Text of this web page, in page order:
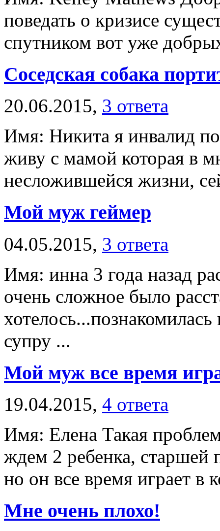
поведать о кризисе
спутником вот уже
Соседская собака
20.06.2015, 3 ответа
Имя: Никита я инвалид
живу с мамой которая в
несложившейся жизни,
Мой муж геймер
04.05.2015, 3 ответа
Имя: инна 3 года назад
очень сложное было
супру ...
Мой муж все время
19.04.2015, 4 ответа
Имя: Елена Такая
ждем 2 ребенка, старшей
но он все время играет в
Мне очень плохо!